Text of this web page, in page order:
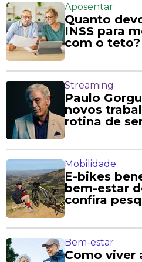
Aposentar
Quanto
INSS para
com o teto?
Streaming
Paulo
novos
rotina de
Mobilidade
E-bikes
bem-estar
confira
Bem-estar
Como viver